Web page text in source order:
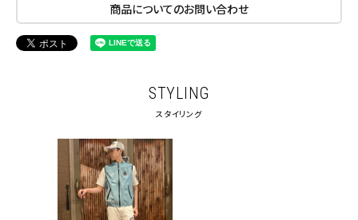
商品についてのお問い合わせ
STYLING
スタイリング